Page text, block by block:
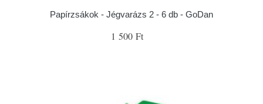
Papírzsákok - Jégvarázs 2 - 6 db - GoDan
1 500 Ft